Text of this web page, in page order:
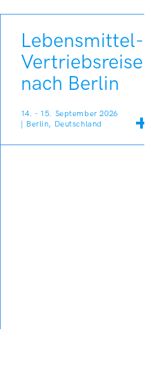
Lebensmittel-
Vertriebsreise
nach Berlin
14. - 15. September 2026
| Berlin, Deutschland